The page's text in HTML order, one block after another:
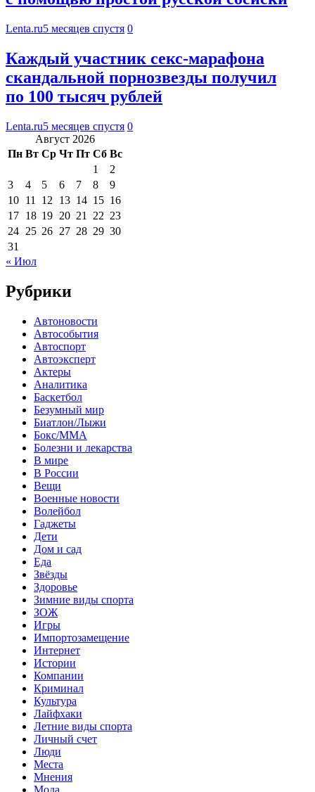
Lenta.ru5 месяцев спустя 0
Каждый участник секс-марафона
скандальной порнозвезды получил
по 100 тысяч рублей
Lenta.ru5 месяцев спустя 0
Август 2026
Пн Вт Ср Чт Пт Сб Вс
1
2
3
4 5 6 7 8
9
10 11 12 13 14 15 16
17 18 19 20 21 22 23
24 25 26 27 28 29 30
31
« Июл
Рубрики
Автоновости
Автособытия
Автоспорт
Автоэксперт
Актеры
Аналитика
Баскетбол
Безумный мир
Биатлон/Лыжи
Бокс/MMA
Болезни и лекарства
В мире
В России
Вещи
Военные новости
Волейбол
Гаджеты
Дети
Дом и сад
Еда
Звёзды
Здоровье
Зимние виды спорта
ЗОЖ
Игры
Импортозамещение
Интернет
Истории
Компании
Криминал
Культура
Лайфхаки
Летние виды спорта
Личный счет
Люди
Места
Мнения
Мода